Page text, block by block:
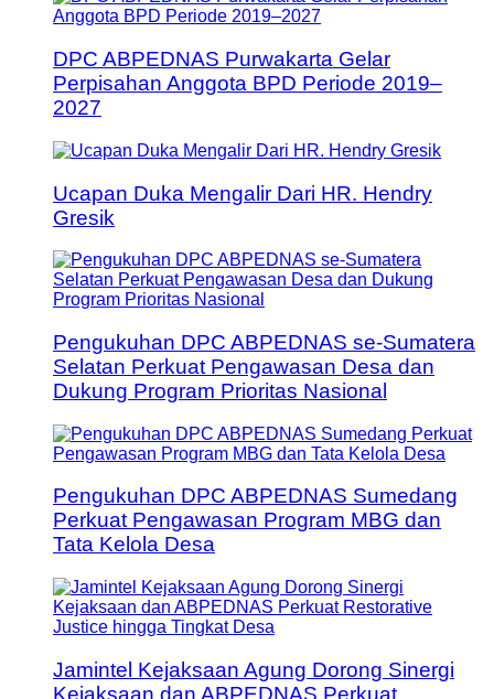
DPC ABPEDNAS Purwakarta Gelar
Perpisahan Anggota BPD Periode 2019–
2027
Ucapan Duka Mengalir Dari HR. Hendry
Gresik
Pengukuhan DPC ABPEDNAS se-Sumatera
Selatan Perkuat Pengawasan Desa dan
Dukung Program Prioritas Nasional
Pengukuhan DPC ABPEDNAS Sumedang
Perkuat Pengawasan Program MBG dan
Tata Kelola Desa
Jamintel Kejaksaan Agung Dorong Sinergi
Kejaksaan dan ABPEDNAS Perkuat